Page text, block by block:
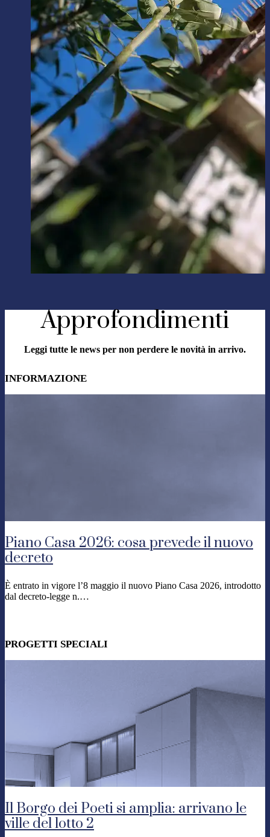
Approfondimenti
Leggi tutte le news per non perdere le novità in arrivo.
INFORMAZIONE
Piano Casa 2026: cosa prevede il nuovo
decreto
È entrato in vigore l’8 maggio il nuovo Piano Casa 2026, introdotto
dal decreto-legge n.…
PROGETTI SPECIALI
Il Borgo dei Poeti si amplia: arrivano le
ville del lotto 2